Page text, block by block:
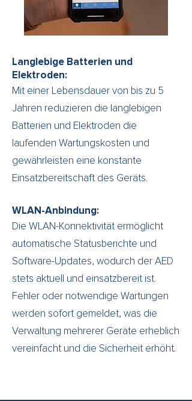
Langlebige Batterien und
Elektroden:
Mit einer Lebensdauer von bis zu 5
Jahren reduzieren die langlebigen
Batterien und Elektroden die
laufenden Wartungskosten und
gewährleisten eine konstante
Einsatzbereitschaft des Geräts.
WLAN-Anbindung:
Die WLAN-Konnektivität ermöglicht
automatische Statusberichte und
Software-Updates, wodurch der AED
stets aktuell und einsatzbereit ist.
Fehler oder notwendige Wartungen
werden sofort gemeldet, was die
Verwaltung mehrerer Geräte erheblich
vereinfacht und die Sicherheit erhöht.